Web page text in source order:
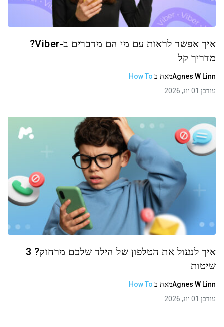
איך אפשר לראות עם מי הם מדברים ב-Viber?
מדריך קל
Agnes W Linnמאת ב How To
עודכן 01 יונ, 2026
איך לנעול את הטלפון של הילד שלכם מרחוק? 3
שיטות
Agnes W Linnמאת ב How To
עודכן 01 יונ, 2026